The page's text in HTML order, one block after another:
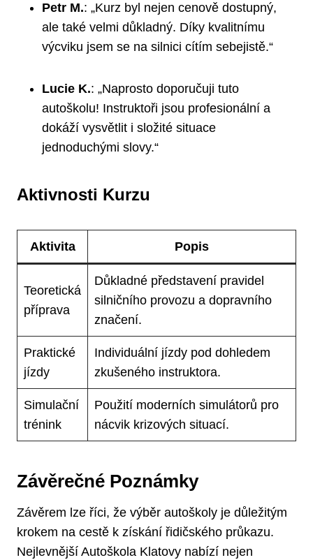
Petr M.: „Kurz byl nejen cenově dostupný,
ale také velmi důkladný. Díky kvalitnímu
výcviku jsem se na silnici cítím sebejistě.“
Lucie K.: „Naprosto doporučuji tuto
autoškolu! Instruktoři jsou profesionální a
dokáží vysvětlit i složité situace
jednoduchými slovy.“
Aktivnosti Kurzu
Aktivita Popis
Teoretická
příprava
Důkladné představení pravidel
silničního provozu a dopravního
značení.
Praktické
jízdy
Individuální jízdy pod dohledem
zkušeného instruktora.
Simulační
trénink
Použití moderních simulátorů pro
nácvik krizových situací.
Závěrečné Poznámky
Závěrem lze říci, že výběr autoškoly je důležitým
krokem na cestě k získání řidičského průkazu.
Nejlevnější Autoškola Klatovy nabízí nejen